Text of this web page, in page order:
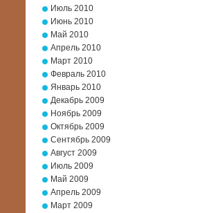
Июль 2010
Июнь 2010
Май 2010
Апрель 2010
Март 2010
Февраль 2010
Январь 2010
Декабрь 2009
Ноябрь 2009
Октябрь 2009
Сентябрь 2009
Август 2009
Июль 2009
Май 2009
Апрель 2009
Март 2009